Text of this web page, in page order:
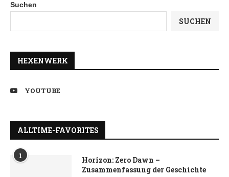
Suchen
SUCHEN
HEXENWERK
YOUTUBE
ALLTIME-FAVORITES
1
Horizon: Zero Dawn –
Zusammenfassung der Geschichte